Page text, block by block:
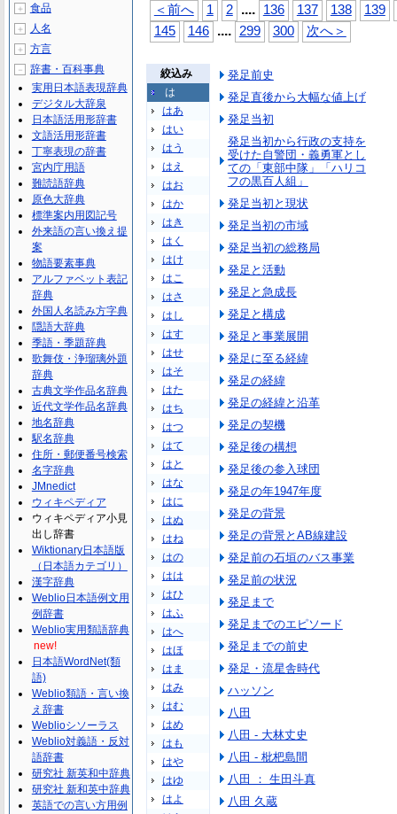
＜前へ 1 2 .... 136 137 138
139
145
146 .... 299 300 次へ＞
絞込み
は
はあ
はい
はう
はえ
はお
はか
はき
はく
はけ
はこ
はさ
はし
はす
はせ
はそ
はた
はち
はつ
はて
はと
はな
はに
はぬ
はね
はの
はは
はひ
はふ
はへ
はほ
はま
はみ
はむ
はめ
はも
はや
はゆ
はよ
発足前史
発足直後から大幅な値上げ
発足当初
発足当初から行政の支持を
受けた自警団・義勇軍とし
ての「東部中隊」「ハリコ
フの黒百人組」
発足当初と現状
発足当初の市域
発足当初の総務局
発足と活動
発足と急成長
発足と構成
発足と事業展開
発足に至る経緯
発足の経緯
発足の経緯と沿革
発足の契機
発足後の構想
発足後の参入球団
発足の年1947年度
発足の背景
発足の背景とAB線建設
発足前の石垣のバス事業
発足前の状況
発足まで
発足までのエピソード
発足までの前史
発足・流星舎時代
ハッソン
八田
八田 - 大林丈史
八田 - 枇杷島間
八田 ： 生田斗真
八田 久蔵
＋ 食品
＋ 人名
＋ 方言
－
辞書・百科事典
実用日本語表現辞典
デジタル大辞泉
日本語活用形辞書
文語活用形辞書
丁寧表現の辞書
宮内庁用語
難読語辞典
原色大辞典
標準案内用図記号
外来語の言い換え提
案
物語要素事典
アルファベット表記
辞典
外国人名読み方字典
隠語大辞典
季語・季題辞典
歌舞伎・浄瑠璃外題
辞典
古典文学作品名辞典
近代文学作品名辞典
地名辞典
駅名辞典
住所・郵便番号検索
名字辞典
JMnedict
ウィキペディア
ウィキペディア小見
出し辞書
Wiktionary日本語版
（日本語カテゴリ）
漢字辞典
Weblio日本語例文用
例辞書
Weblio実用類語辞典
new!
日本語WordNet(類
語)
Weblio類語・言い換
え辞書
Weblioシソーラス
Weblio対義語・反対
語辞書
研究社 新英和中辞典
研究社 新和英中辞典
英語での言い方用例